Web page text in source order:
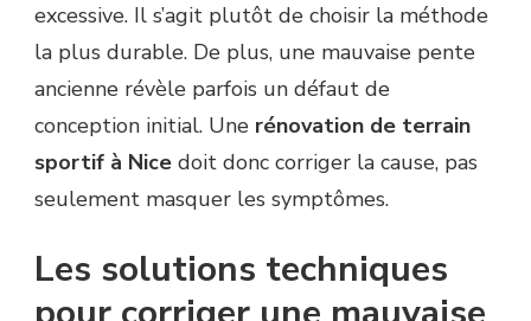
excessive. Il s’agit plutôt de choisir la méthode
la plus durable. De plus, une mauvaise pente
ancienne révèle parfois un défaut de
conception initial. Une rénovation de terrain
sportif à Nice doit donc corriger la cause, pas
seulement masquer les symptômes.
Les solutions techniques